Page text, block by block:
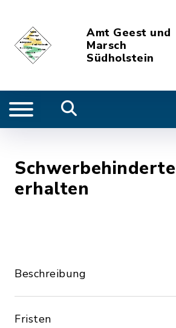
Amt Geest und
Marsch
Südholstein
erhalten
Beschreibung
Fristen